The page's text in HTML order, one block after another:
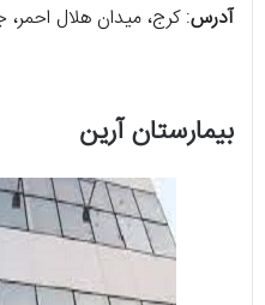
آدرس: کرج، میدان هلال احمر،
بیمارستان آرین